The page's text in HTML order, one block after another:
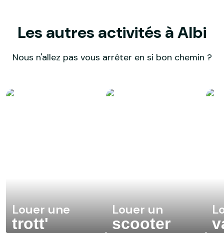
Les autres activités à Albi
Nous n'allez pas vous arrêter en si bon chemin ?
Louer une
trott'
Louer un
scooter